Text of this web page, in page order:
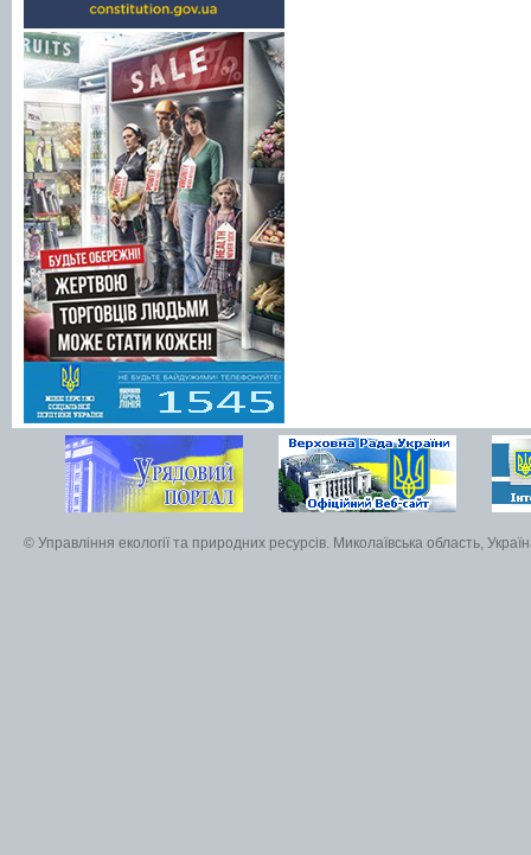
© Управління екології та природних ресурсів. Миколаївська область,